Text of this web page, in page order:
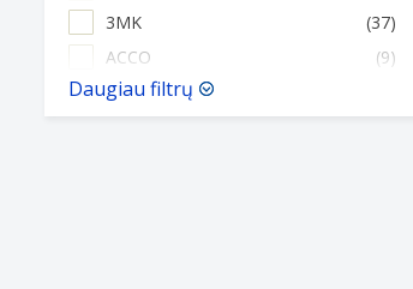
3MK
(37)
ACCO
(9)
Daugiau filtrų